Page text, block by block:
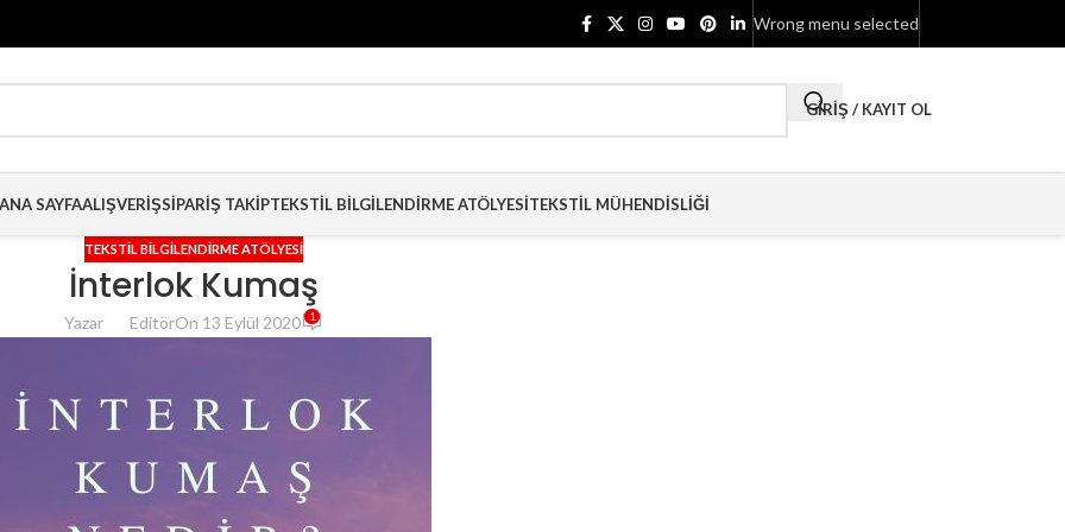
Wrong menu selected
GIRIŞ / KAYIT OL
ANA SAYFAALIŞVERIŞSIPARIŞ TAKIPTEKSTIL BILGILENDIRME ATÖLYESITEKSTIL MÜHENDISLIĞI
TEKSTIL BILGILENDIRME ATÖLYESI
İnterlok Kumaş
Yazar EditörOn 13 Eylül 2020 1